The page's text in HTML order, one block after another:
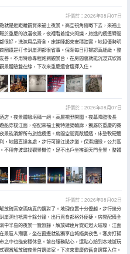
評價於：2026年08月07日
就是近距離觀賞來福士夜景。高空視角俯瞰下去，來福士
於重慶的浪漫夜景，夜裡看着燈火閃爍，旅途的疲憊瞬間
很好，洗漱用品齊全，床鋪睡起來安穩踏實。地段優勢明
圈還是打卡洪崖洞都很省事。保潔每日打掃認真細緻，整
善。不用特意專程跑到觀景台，在房間裏就能沉浸式欣賞
景體驗雙在線，下次來重慶還會選擇入住。
評價於：2026年08月07日
店，夜景體驗堪稱一絕。高層視野開闊，夜幕降臨後長
船穿梭江面，搭配來福士獨特建築輪廓，獨屬於重慶的賽
景能消解所有旅途疲憊。房間空間寬敞通透，床墊軟硬適
，地鐵直達各處，步行可達江邊步道。保潔細緻，公共區
不用奔波尋找觀景機位，足不出戶坐擁朝天門全景，整體
評價於：2026年08月02日
放碑高空酒店真的選對了。地理位置十分優越，步行幾分
崖洞也衹需十餘分鐘，出行覓食都格外便捷。房間配備全
中半島的夜景一覽無餘，解放碑連片霓虹燈火璀璨，江面
景區人潮裏，坐在窗邊就能獨享山城絕美夜色。客房打掃
之中也能安穩休息。前台服務貼心，還貼心給到本地遊玩
觀賞解放碑夜景首選這家，下次來重慶依舊會選擇入住。